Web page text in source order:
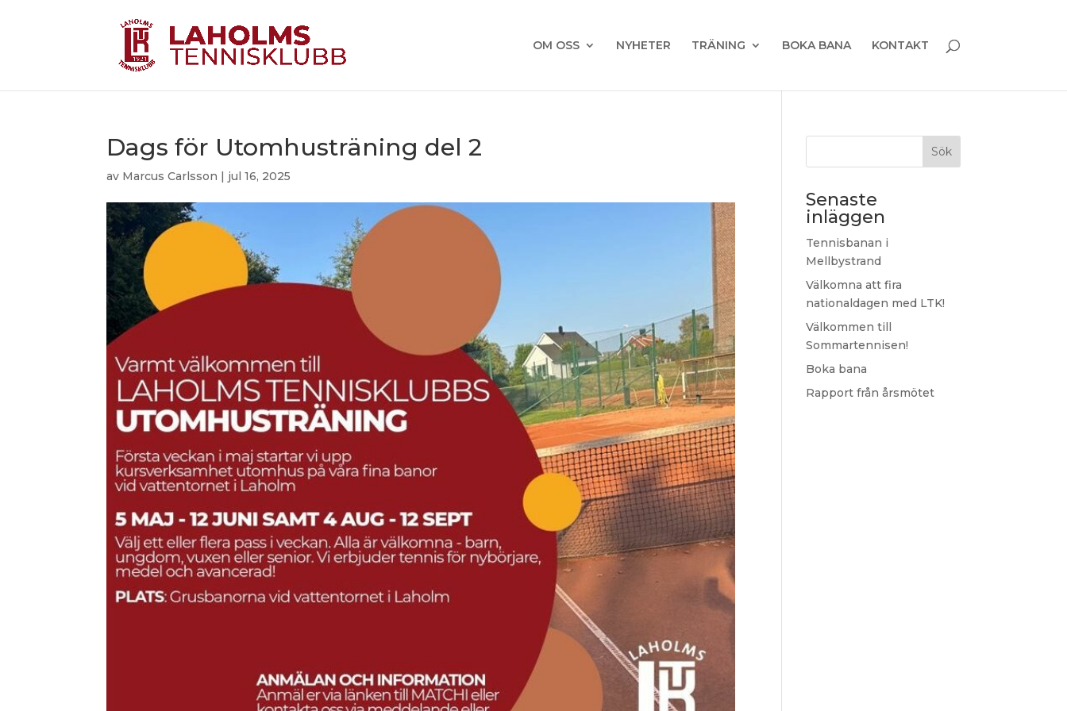
OM OSS NYHETER TRÄNING BOKA BANA KONTAKT
Dags för Utomhusträning del 2
av Marcus Carlsson | jul 16, 2025
Sök
Senaste
inläggen
Tennisbanan i
Mellbystrand
Välkomna att fira
nationaldagen med LTK!
Välkommen till
Sommartennisen!
Boka bana
Rapport från årsmötet